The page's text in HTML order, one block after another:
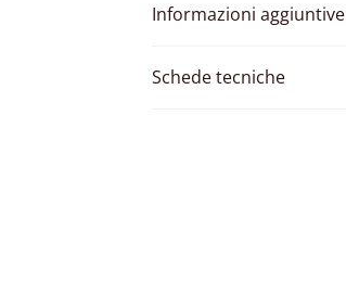
Informazioni aggiuntive
Schede tecniche